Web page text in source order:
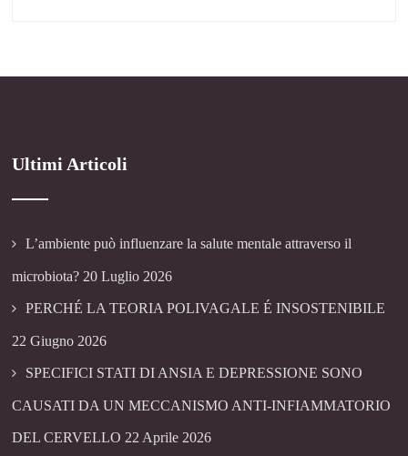
Ultimi Articoli
L’ambiente può influenzare la salute mentale attraverso il
microbiota? 20 Luglio 2026
PERCHÉ LA TEORIA POLIVAGALE É INSOSTENIBILE
22 Giugno 2026
SPECIFICI STATI DI ANSIA E DEPRESSIONE SONO
CAUSATI DA UN MECCANISMO ANTI-INFIAMMATORIO
DEL CERVELLO 22 Aprile 2026